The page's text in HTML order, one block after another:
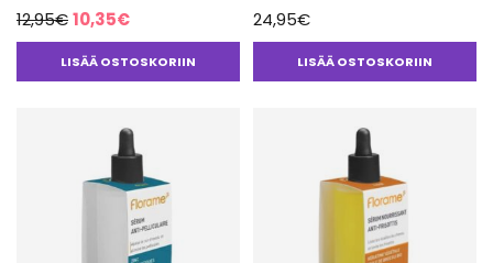
12,95€Alkuperäinen
hinta
oli:
10,35€Nykyinen
hinta
on:
LISÄÄ OSTOSKORIIN
24,95€
LISÄÄ OSTOSKORIIN